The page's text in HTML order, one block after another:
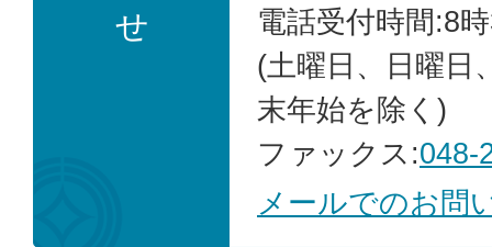
せ
電話受付時間:8
(土曜日、日曜日
末年始を除く)
ファックス:048-
メールでのお問